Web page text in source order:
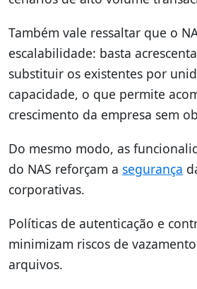
Também vale ressaltar que o
escalabilidade: basta
substituir os existentes por
capacidade, o que permite
crescimento da empresa sem
Do mesmo modo, as
do NAS reforçam a segurança
corporativas.
Políticas de autenticação e
minimizam riscos de
arquivos.